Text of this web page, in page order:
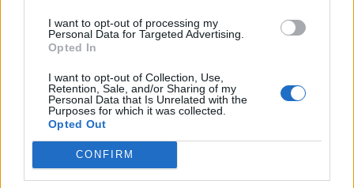
I want to opt-out of processing my
Personal Data for Targeted Advertising.
Opted In
I want to opt-out of Collection, Use,
Retention, Sale, and/or Sharing of my
Personal Data that Is Unrelated with the
Purposes for which it was collected.
Opted Out
CONFIRM
TP Greece: Πώς διαμορφώνεται το
μέλλον του Insurance στην εποχή του AI
Advertorial